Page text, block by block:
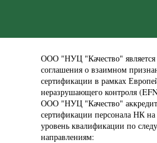
ООО "НУЦ "Качество" является
соглашения о взаимном
сертификации в рамках
неразрушающего контроля
ООО "НУЦ "Качество"
сертификации персонала НК
уровень квалификации по
направлениям: